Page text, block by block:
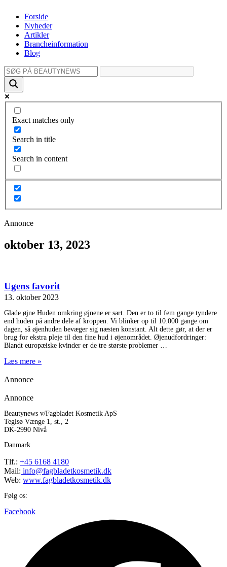
Forside
Nyheder
Artikler
Brancheinformation
Blog
Exact matches only
Search in title
Search in content
Annonce
oktober 13, 2023
Ugens favorit
13. oktober 2023
Glade øjne Huden omkring øjnene er sart. Den er to til fem gange tyndere
end huden på andre dele af kroppen. Vi blinker op til 10.000 gange om
dagen, så øjenhuden bevæger sig næsten konstant. Alt dette gør, at der er
brug for ekstra pleje til den fine hud i øjenområdet. Øjenudfordringer:
Blandt europæiske kvinder er de tre største problemer
Læs mere »
Annonce
Annonce
Beautynews v/Fagbladet Kosmetik ApS
Teglsø Vænge 1, st., 2
DK-2990 Nivå
Danmark
Tlf.: +45 6168 4180
Mail: info@fagbladetkosmetik.dk
Web: www.fagbladetkosmetik.dk
Følg os:
Facebook